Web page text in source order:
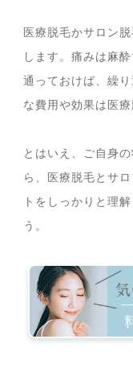
医療脱毛かサロン
します。痛みは麻
通っておけば、繰
な費用や効果は医
とはいえ、ご自身
ら、医療脱毛とサ
トをしっかりと理
う。